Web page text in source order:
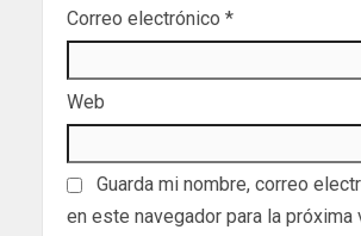
Correo electrónico *
Web
Guarda mi nombre, correo
en este navegador para la próxima